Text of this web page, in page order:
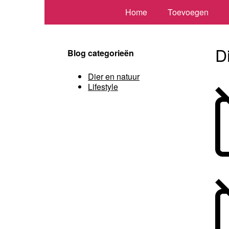
Home Toevoegen
Blog categorieën
Dier en natuur
Lifestyle